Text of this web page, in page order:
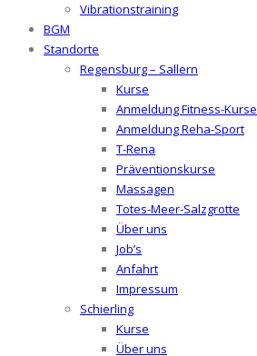
Vibrationstraining
BGM
Standorte
Regensburg – Sallern
Kurse
Anmeldung Fitness-Kurse
Anmeldung Reha-Sport
T-Rena
Präventionskurse
Massagen
Totes-Meer-Salzgrotte
Über uns
Job’s
Anfahrt
Impressum
Schierling
Kurse
Über uns